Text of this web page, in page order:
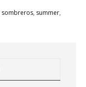
sombreros, summer,